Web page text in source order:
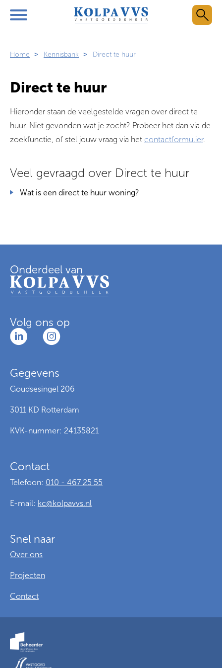
Naar de homepage
Ga naar Hoofd
Home Kennisbank Direct te huur
Direct te huur
Hieronder staan de veelgestelde vragen over direct te
huur. Niet gevonden wat je zocht? Probeer het dan via de
zoekfunctie, of stel jouw vraag via het contactformulier.
Veel gevraagd over Direct te huur
Wat is een direct te huur woning?
Contactinformatie
Onderdeel van
Volg ons op
Gegevens
Goudsesingel 206
3011 KD Rotterdam
KVK-nummer: 24135821
Contact
Telefoon: 010 - 467 25 55
E-mail: kc@kolpavvs.nl
Snel naar
Over ons
Projecten
Contact
Voorwaarden
Privacy